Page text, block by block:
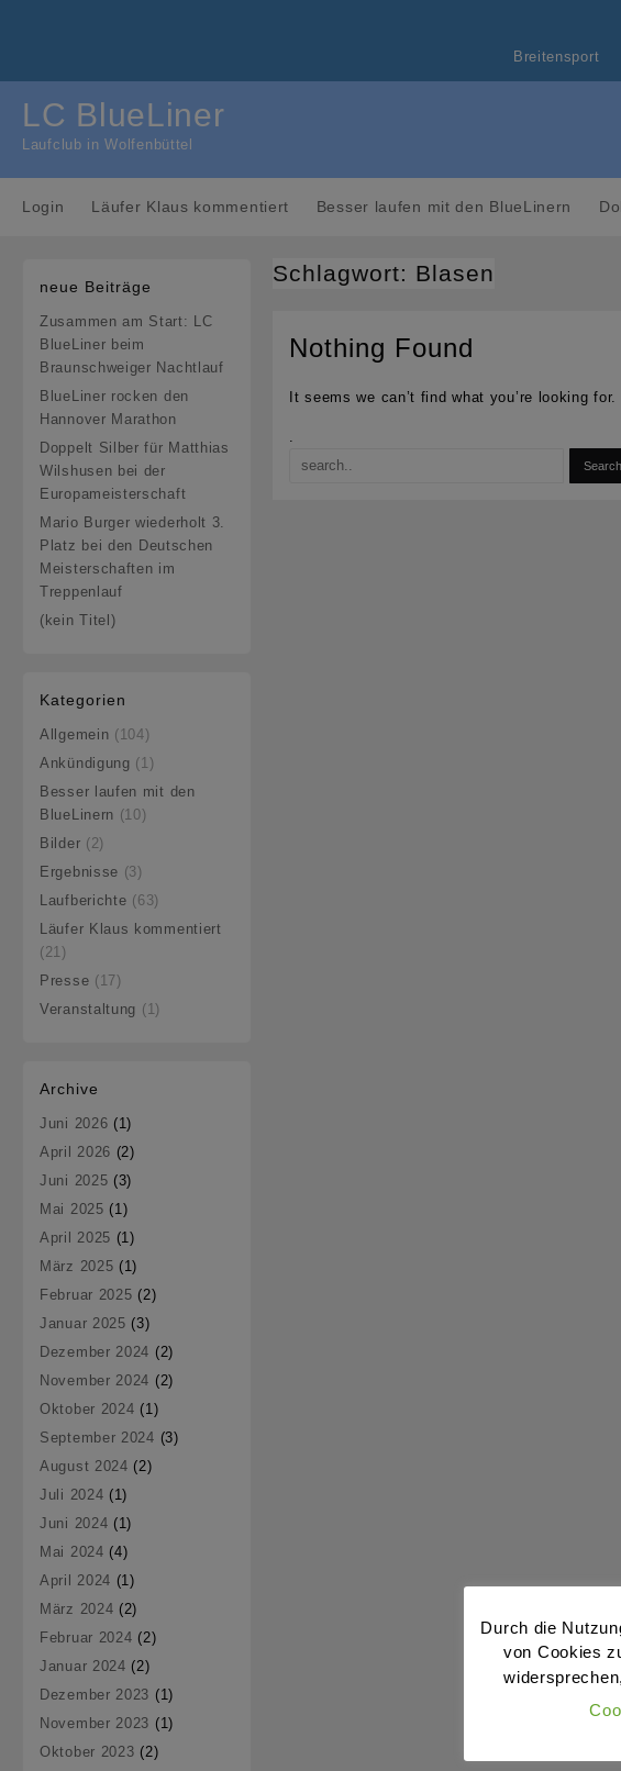
Breitensport
LC BlueLiner
Laufclub in Wolfenbüttel
Login Läufer Klaus kommentiert Besser laufen mit den BlueLinern
neue Beiträge
Zusammen am Start: LC
BlueLiner beim
Braunschweiger Nachtlauf
BlueLiner rocken den
Hannover Marathon
Doppelt Silber für Matthias
Wilshusen bei der
Europameisterschaft
Mario Burger wiederholt 3.
Platz bei den Deutschen
Meisterschaften im
Treppenlauf
(kein Titel)
Kategorien
Allgemein (104)
Ankündigung (1)
Besser laufen mit den
BlueLinern (10)
Bilder (2)
Ergebnisse (3)
Laufberichte (63)
Läufer Klaus kommentiert
(21)
Presse (17)
Veranstaltung (1)
Archive
Juni 2026 (1)
April 2026 (2)
Juni 2025 (3)
Mai 2025 (1)
April 2025 (1)
März 2025 (1)
Februar 2025 (2)
Januar 2025 (3)
Dezember 2024 (2)
November 2024 (2)
Oktober 2024 (1)
September 2024 (3)
August 2024 (2)
Juli 2024 (1)
Juni 2024 (1)
Mai 2024 (4)
April 2024 (1)
März 2024 (2)
Februar 2024 (2)
Januar 2024 (2)
Dezember 2023 (1)
November 2023 (1)
Oktober 2023 (2)
Schlagwort: Blasen
Nothing Found
It seems we can’t find what you’re looking
.
Durch die
von Cookies